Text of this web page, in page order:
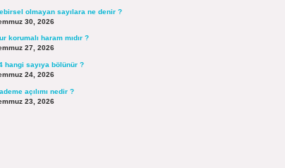
olmayan sayılara ne denir ?
30, 2026
korumalı haram mıdır ?
27, 2026
hangi sayıya bölünür ?
24, 2026
açılımı nedir ?
23, 2026